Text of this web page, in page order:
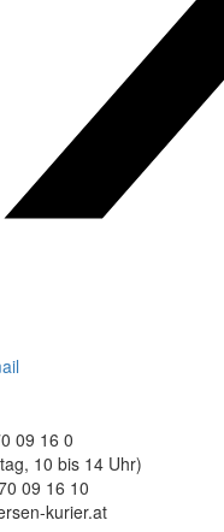
09 16 0
10 bis 14 Uhr)
09 16 10
kurier.at